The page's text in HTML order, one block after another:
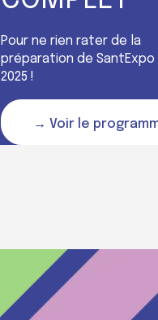
Pour ne rien rater de la
préparation de SantExpo
2025 !
→ Voir le